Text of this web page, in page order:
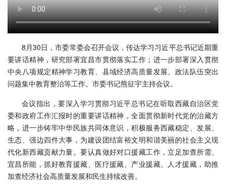
8月30日，市委常委会召开会议，传达学习习近平总书记近期重
要讲话精神，研究部署宜昌市贯彻落实工作；进一步部署深入贯彻
中央八项规定精神学习教育、县域经济高质量发展、政法队伍突出
问题集中教育整治等工作。市委书记熊征宇主持会议。
会议指出，要深入学习贯彻习近平总书记在听取西藏自治区党
委和政府工作汇报时的重要讲话精神，全面贯彻新时代党的治藏方
略，进一步铸牢中华民族共同体意识，积极服务西藏稳定、发展、
生态、强边四件大事，为建设团结富裕文明和谐美丽的社会主义现
代化新西藏贡献力量。要认真做好对口援藏工作，立足加查所需、
宜昌所能，抓好教育援藏、医疗援藏、产业援藏、人才援藏，助推
加查经济社会高质量发展和民生持续改善。